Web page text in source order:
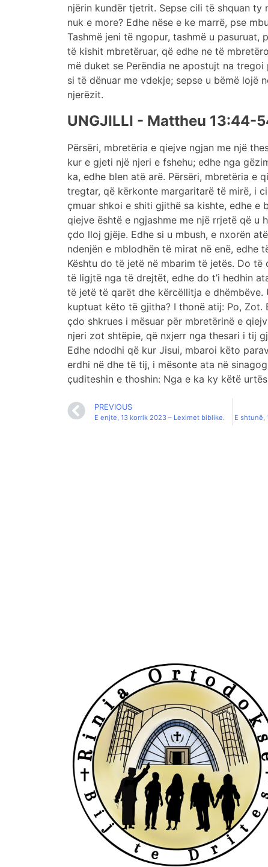
njërin kundër tjetrit. Sepse cili të shquan ty
nuk e more? Edhe nëse e ke marrë, pse
Tashmë jeni të ngopur, tashmë u pasuruat,
të kishit mbretëruar, që edhe ne të
më duket se Perëndia ne apostujt na
si të dënuar me vdekje; sepse u bëmë lojë
njerëzit.
UNGJILLI - Mattheu 13:44-
Përsëri, mbretëria e qiejve ngjan me një
kur e gjeti një njeri e fshehu; edhe nga
ka, edhe blen atë arë. Përsëri, mbretëria e
tregtar, që kërkonte margaritarë të mirë, i
çmuar shkoi e shiti gjithë sa kishte, edhe e
qiejve është e ngjashme me një rrjetë që u
çdo lloj gjëje. Edhe si u mbush, e nxorën
ndenjën e mblodhën të mirat në enë, edhe
Kështu do të jetë në mbarim të jetës. Do
të ligjtë nga të drejtët, edhe do t’i hedhin
të jetë të qarët dhe kërcëllitja e dhëmbëve.
kuptuat këto të gjitha? I thonë atij: Po, Zot.
çdo shkrues i mësuar për mbretërinë e
njeri zot shtëpie, që nxjerr nga thesari i tij
Edhe ndodhi që kur Jisui, mbaroi këto
erdhi në dhe të tij, i mësonte ata në
çuditeshin e thoshin: Nga e ka ky këtë
PREVIOUS
E enjte, 13 korrik 2023 – Leximet biblike. E shtunë,